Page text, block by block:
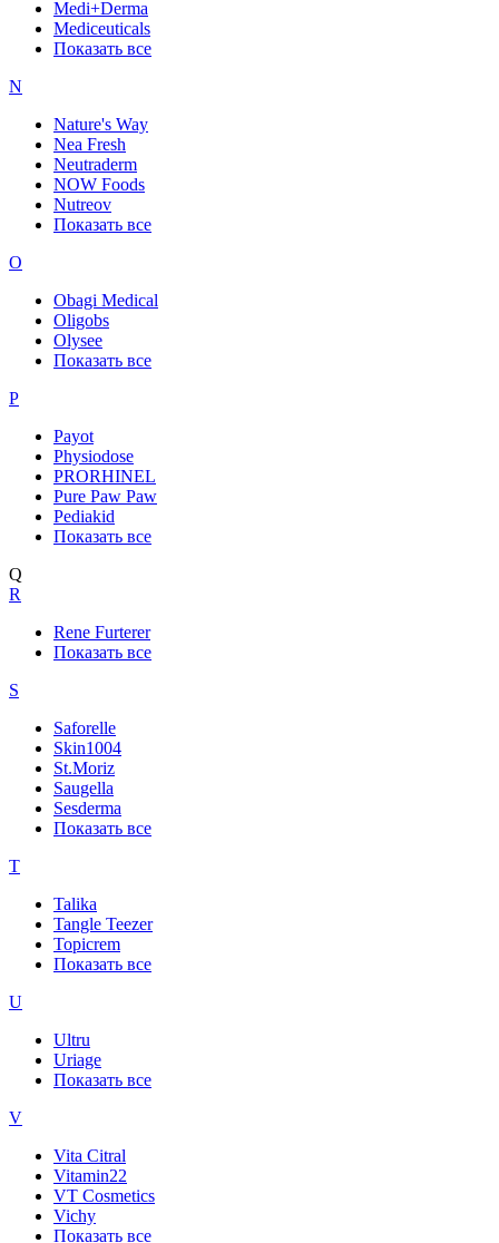
Medi+Derma
Mediceuticals
Показать все
N
Nature's Way
Nea Fresh
Neutraderm
NOW Foods
Nutreov
Показать все
O
Obagi Medical
Oligobs
Olysee
Показать все
P
Payot
Physiodose
PRORHINEL
Pure Paw Paw
Pediakid
Показать все
Q
R
Rene Furterer
Показать все
S
Saforelle
Skin1004
St.Moriz
Saugella
Sesderma
Показать все
T
Talika
Tangle Teezer
Topicrem
Показать все
U
Ultru
Uriage
Показать все
V
Vita Citral
Vitamin22
VT Cosmetics
Vichy
Показать все